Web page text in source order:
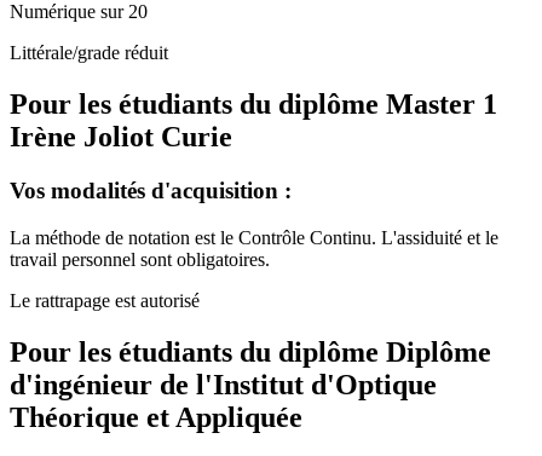
Numérique sur 20
Littérale/grade réduit
Pour les étudiants du diplôme Master 1
Irène Joliot Curie
Vos modalités d'acquisition :
La méthode de notation est le Contrôle Continu. L'assiduité et le
travail personnel sont obligatoires.
Le rattrapage est autorisé
Pour les étudiants du diplôme Diplôme
d'ingénieur de l'Institut d'Optique
Théorique et Appliquée